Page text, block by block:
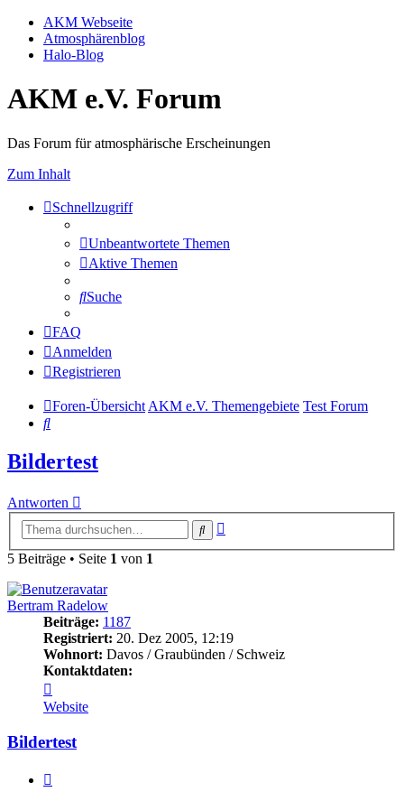
AKM Webseite
Atmosphärenblog
Halo-Blog
AKM e.V. Forum
Das Forum für atmosphärische Erscheinungen
Zum Inhalt
Schnellzugriff
Unbeantwortete Themen
Aktive Themen
Suche
FAQ
Anmelden
Registrieren
Foren-Übersicht AKM e.V. Themengebiete Test Forum
Suche
Bildertest
Antworten
Suche
5 Beiträge • Seite 1 von 1
Bertram Radelow
Beiträge: 1187
Registriert: 20. Dez 2005, 12:19
Wohnort: Davos / Graubünden / Schweiz
Kontaktdaten:
von
Bertram
Radelow
Website
Bildertest